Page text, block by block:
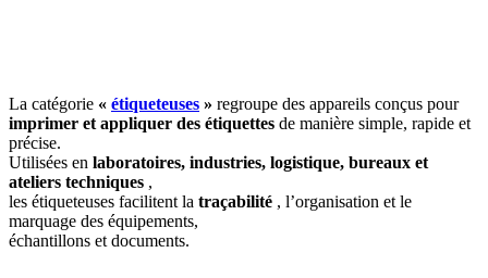
La catégorie « étiqueteuses » regroupe des appareils conçus pour
imprimer et appliquer des étiquettes de manière simple, rapide et
précise.
Utilisées en laboratoires, industries, logistique, bureaux et
ateliers techniques ,
les étiqueteuses facilitent la traçabilité , l’organisation et le
marquage des équipements,
échantillons et documents.